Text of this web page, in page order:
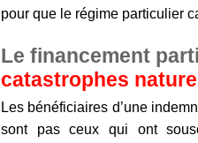
pour que le régime particulier
Le financement
catastrophes
Les bénéficiaires d’une
sont pas ceux qui ont